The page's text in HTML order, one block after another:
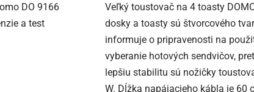
Veľký toustovač na 4 toasty
dosky a toasty sú štvorcového
informuje o pripravenosti na
vyberanie hotových sendvičov,
lepšiu stabilitu sú nožičky
W. Dĺžka napájacieho kábla je 60